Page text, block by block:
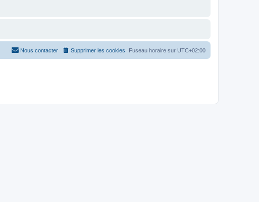
Fuseau horaire sur UTC+02:00
Supprimer les cookies
Nous contacter